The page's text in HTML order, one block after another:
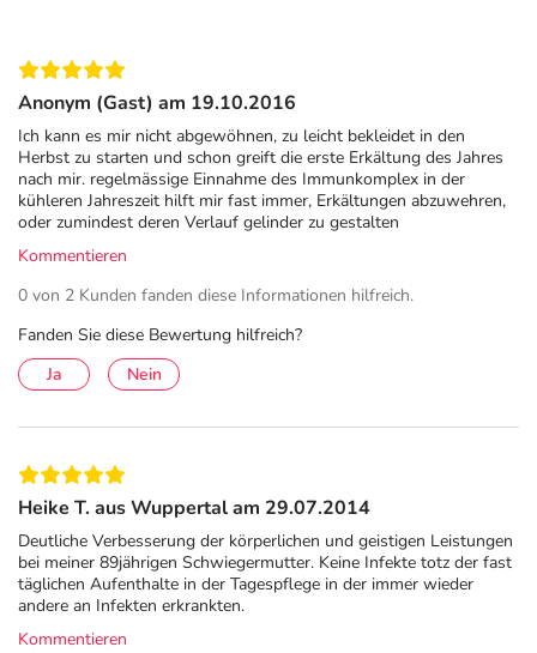
Anonym (Gast) am 19.10.2016
Ich kann es mir nicht abgewöhnen, zu leicht bekleidet in den
Herbst zu starten und schon greift die erste Erkältung des Jahres
nach mir. regelmässige Einnahme des Immunkomplex in der
kühleren Jahreszeit hilft mir fast immer, Erkältungen abzuwehren,
oder zumindest deren Verlauf gelinder zu gestalten
Kommentieren
0 von 2 Kunden fanden diese Informationen hilfreich.
Fanden Sie diese Bewertung hilfreich?
Ja
Nein
Heike T. aus Wuppertal am 29.07.2014
Deutliche Verbesserung der körperlichen und geistigen Leistungen
bei meiner 89jährigen Schwiegermutter. Keine Infekte totz der fast
täglichen Aufenthalte in der Tagespflege in der immer wieder
andere an Infekten erkrankten.
Kommentieren